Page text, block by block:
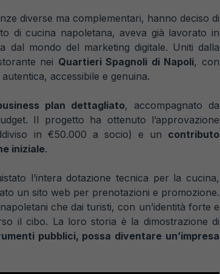
diverse ma complementari, hanno deciso di
di cucina napoletana, aveva già lavorato in
mondo del marketing digitale. Uniti dalla
nei Quartieri Spagnoli di Napoli, con
accessibile e genuina.
plan dettagliato, accompagnato da
Il progetto ha ottenuto l’approvazione
in €50.000 a socio) e un contributo
iniziale.
l’intera dotazione tecnica per la cucina,
un sito web per prenotazioni e promozione.
che dai turisti, con un’identità forte e
il cibo. La loro storia è la dimostrazione di
pubblici, possa diventare un’impresa